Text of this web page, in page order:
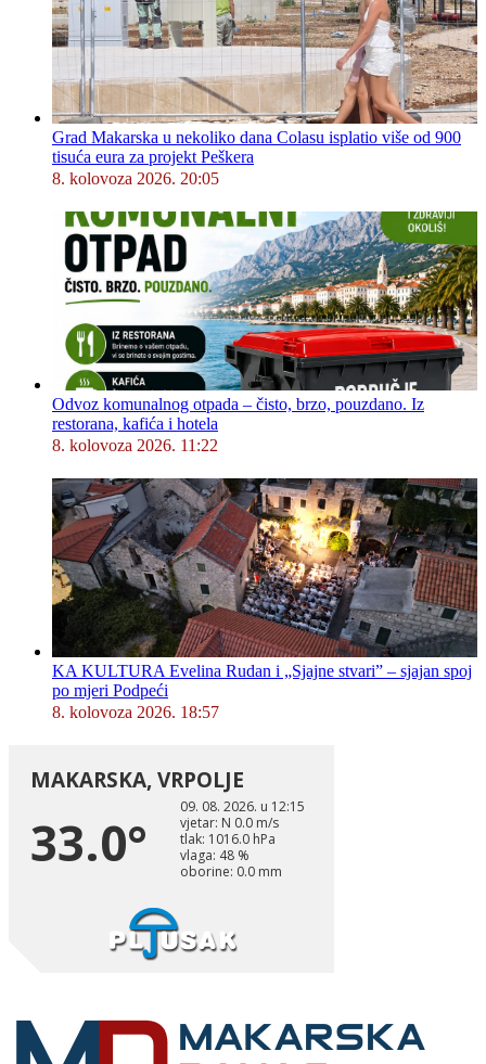
Grad Makarska u nekoliko dana Colasu isplatio više od 900
tisuća eura za projekt Peškera
8. kolovoza 2026. 20:05
Odvoz komunalnog otpada – čisto, brzo, pouzdano. Iz
restorana, kafića i hotela
8. kolovoza 2026. 11:22
KA KULTURA Evelina Rudan i „Sjajne stvari” – sjajan spoj
po mjeri Podpeći
8. kolovoza 2026. 18:57